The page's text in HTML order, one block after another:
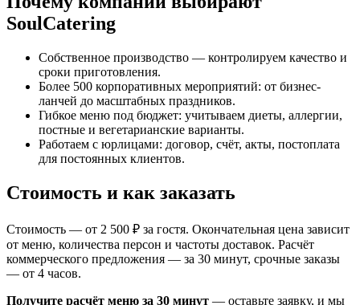
SoulCatering
Собственное производство — контролируем качество и
сроки приготовления.
Более 500 корпоративных мероприятий: от бизнес-
ланчей до масштабных праздников.
Гибкое меню под бюджет: учитываем диеты, аллергии,
постные и вегетарианские варианты.
Работаем с юрлицами: договор, счёт, акты, постоплата
для постоянных клиентов.
Стоимость и как заказать
Стоимость — от 2 500 ₽ за гостя. Окончательная цена зависит
от меню, количества персон и частоты доставок. Расчёт
коммерческого предложения — за 30 минут, срочные заказы
— от 4 часов.
Получите расчёт меню за 30 минут — оставьте заявку, и мы